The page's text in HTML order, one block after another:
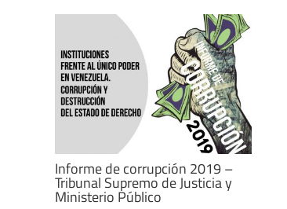
Informe de corrupción 2019 –
Tribunal Supremo de Justicia y
Ministerio Público